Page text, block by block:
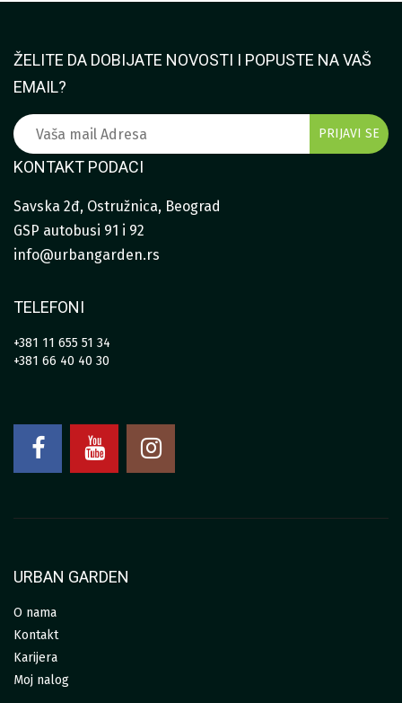
ŽELITE DA DOBIJATE NOVOSTI I POPUSTE NA VAŠ
EMAIL?
KONTAKT PODACI
Savska 2đ, Ostružnica, Beograd
GSP autobusi 91 i 92
info@urbangarden.rs
TELEFONI
+381 11 655 51 34
+381 66 40 40 30
URBAN GARDEN
O nama
Kontakt
Karijera
Moj nalog